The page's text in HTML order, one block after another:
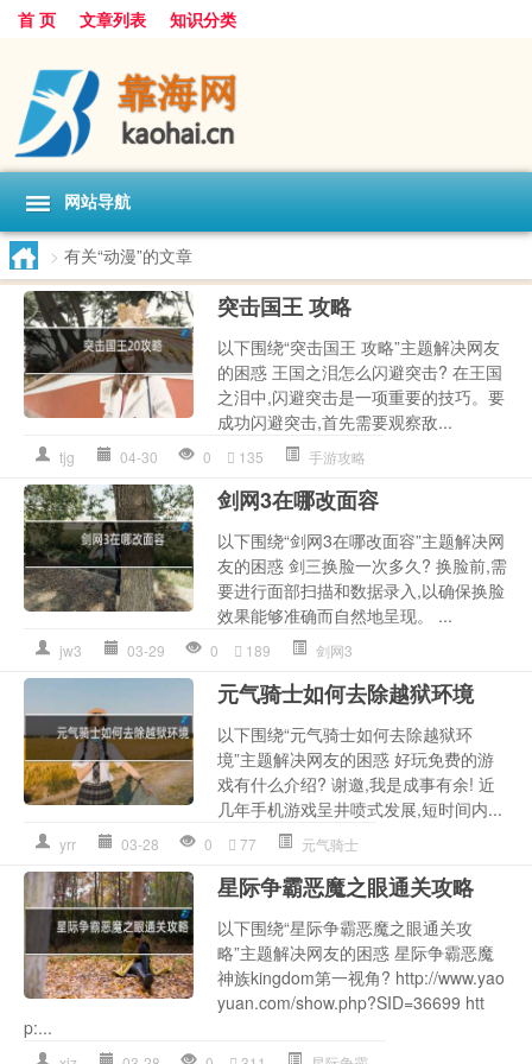
首 页 文章列表 知识分类
网站导航
> 有关“动漫”的文章
突击国王 攻略
以下围绕“突击国王 攻略”主题解决网友
的困惑 王国之泪怎么闪避突击? 在王国
之泪中,闪避突击是一项重要的技巧。要
成功闪避突击,首先需要观察敌...
tjg 04-30 0 135 手游攻略
剑网3在哪改面容
以下围绕“剑网3在哪改面容”主题解决网
友的困惑 剑三换脸一次多久? 换脸前,需
要进行面部扫描和数据录入,以确保换脸
效果能够准确而自然地呈现。 ...
jw3 03-29 0 189 剑网3
元气骑士如何去除越狱环境
以下围绕“元气骑士如何去除越狱环
境”主题解决网友的困惑 好玩免费的游
戏有什么介绍? 谢邀,我是成事有余! 近
几年手机游戏呈井喷式发展,短时间内...
yrr 03-28 0 77 元气骑士
星际争霸恶魔之眼通关攻略
以下围绕“星际争霸恶魔之眼通关攻
略”主题解决网友的困惑 星际争霸恶魔
神族kingdom第一视角? http://www.yao
yuan.com/show.php?SID=36699 htt
p:...